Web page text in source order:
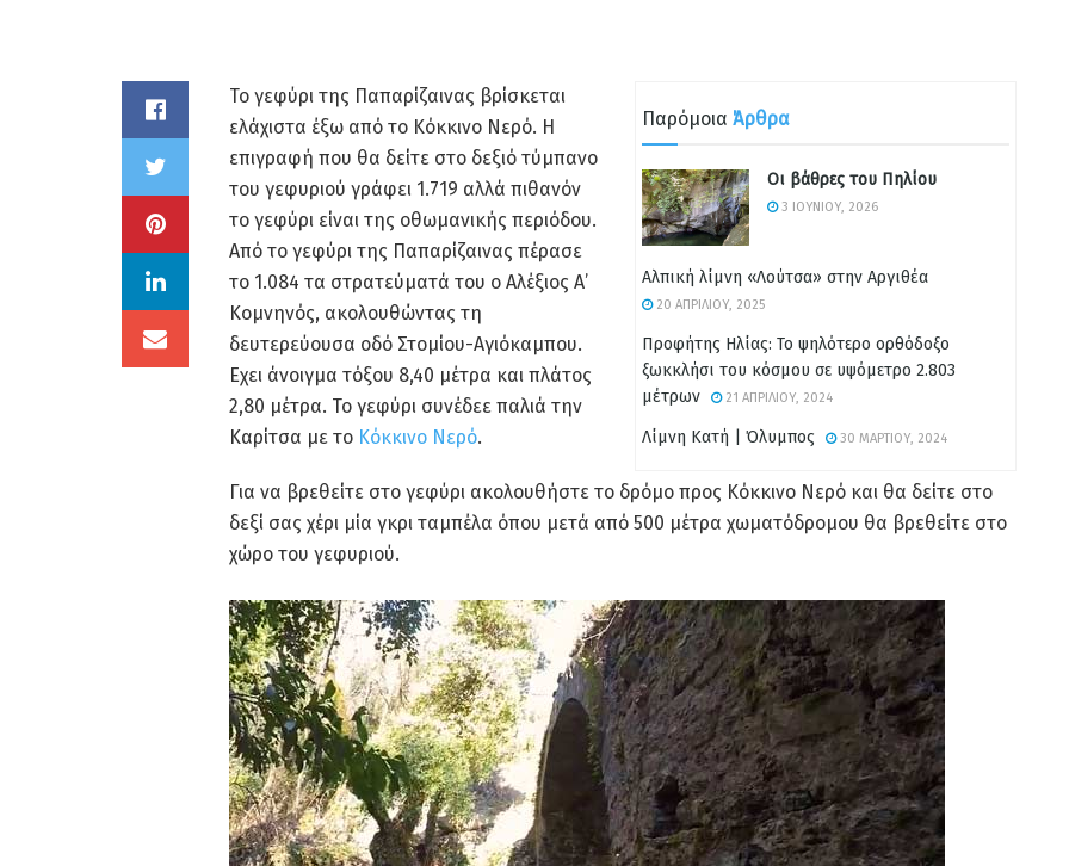
Παρόμοια Άρθρα
Οι βάθρες του Πηλίου
3 ΙΟΥΝΊΟΥ, 2026
Αλπική λίμνη «Λούτσα» στην Αργιθέα
20 ΑΠΡΙΛΊΟΥ, 2025
Προφήτης Ηλίας: Το ψηλότερο ορθόδοξο
ξωκκλήσι του κόσμου σε υψόμετρο 2.803
μέτρων
21 ΑΠΡΙΛΊΟΥ, 2024
Λίμνη Κατή | Όλυμπος 30 ΜΑΡΤΊΟΥ, 2024
Το γεφύρι της Παπαρίζαινας βρίσκεται
ελάχιστα έξω από το Κόκκινο Νερό. Η
επιγραφή που θα δείτε στο δεξιό τύμπανο
του γεφυριού γράφει 1.719 αλλά πιθανόν
το γεφύρι είναι της οθωμανικής περιόδου.
Aπό το γεφύρι της Παπαρίζαινας πέρασε
το 1.084 τα στρατεύματά του ο Aλέξιος A’
Kομνηνός, ακολουθώντας τη
δευτερεύουσα οδό Στομίου-Aγιόκαμπου.
Εχει άνοιγμα τόξου 8,40 μέτρα και πλάτος
2,80 μέτρα. Το γεφύρι συνέδεε παλιά την
Καρίτσα με το Κόκκινο Νερό.
Για να βρεθείτε στο γεφύρι ακολουθήστε το δρόμο προς Κόκκινο Νερό και θα δείτε στο
δεξί σας χέρι μία γκρι ταμπέλα όπου μετά από 500 μέτρα χωματόδρομου θα βρεθείτε στο
χώρο του γεφυριού.